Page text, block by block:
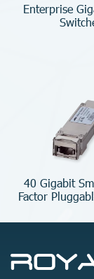
Enterprise
40 Gigabit
Factor